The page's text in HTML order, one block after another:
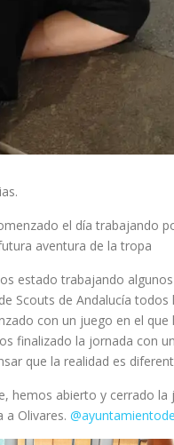
el día trabajando
aventura de la tropa
estado trabajando
Scouts de Andalucía
con un juego en el
finalizado la jornada con
que la realidad es
hemos abierto y cerrado
a Olivares.